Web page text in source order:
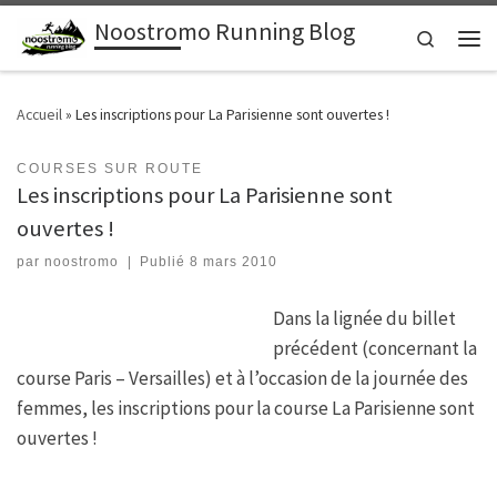
Passer au contenuNoostromo Running Blog
Search
Accueil» Les inscriptions pour La Parisienne sont ouvertes !
COURSES SUR ROUTE
Les inscriptions pour La Parisienne sont
ouvertes !
par noostromo Publié8 mars 2010
Dans la lignée du billet
précédent (concernant la
course Paris – Versailles) et à l’occasion de la journée des
femmes, les inscriptions pour la course La Parisienne sont
ouvertes !